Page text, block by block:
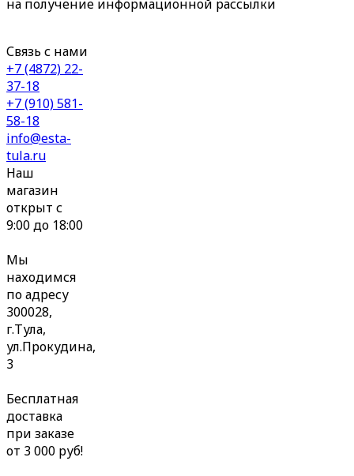
на получение информационной рассылки
Связь с нами
+7 (4872) 22-
37-18
+7 (910) 581-
58-18
info@esta-
tula.ru
Наш
магазин
открыт с
9:00 до 18:00
Мы
находимся
по адресу
300028,
г.Тула,
ул.Прокудина,
3
Бесплатная
доставка
при заказе
от 3 000 руб!